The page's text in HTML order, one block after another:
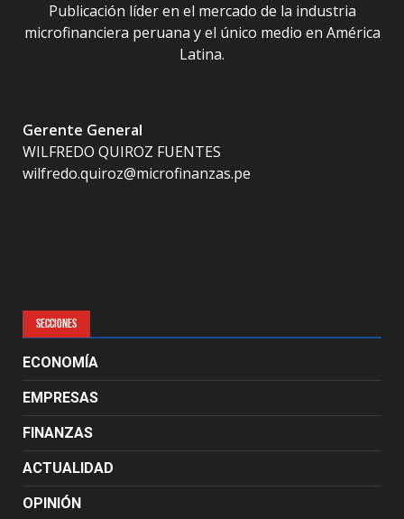
Publicación líder en el mercado de la industria
microfinanciera peruana y el único medio en América
Latina.
Gerente General
WILFREDO QUIROZ FUENTES
wilfredo.quiroz@microfinanzas.pe
SECCIONES
ECONOMÍA
EMPRESAS
FINANZAS
ACTUALIDAD
OPINIÓN